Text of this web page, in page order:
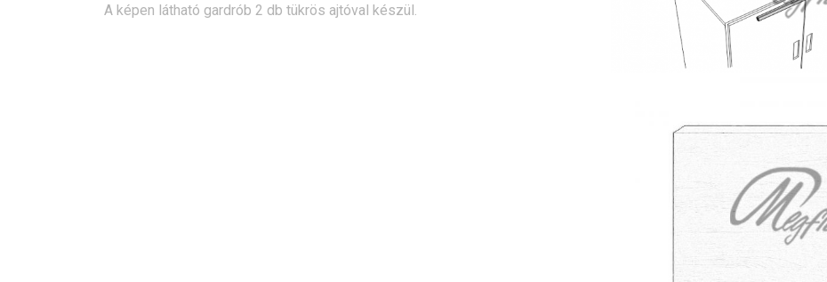
A képen látható gardrób 2 db tükrös ajtóval készül.